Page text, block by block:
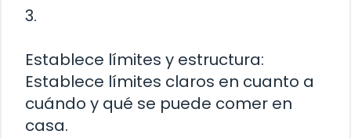
3.
Establece límites y estructura:
Establece límites claros en cuanto a
cuándo y qué se puede comer en
casa.